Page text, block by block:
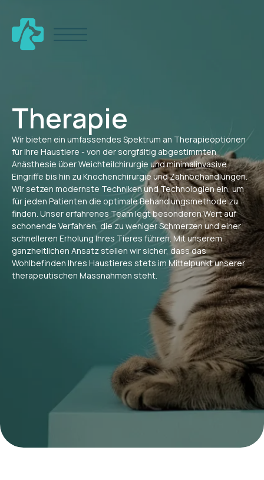
Therapie
Wir bieten ein umfassendes Spektrum an Therapieoptionen
für Ihre Haustiere - von der sorgfältig abgestimmten
Anästhesie über Weichteilchirurgie und minimalinvasive
Eingriffe bis hin zu Knochenchirurgie und Zahnbehandlungen.
Wir setzen modernste Techniken und Technologien ein, um
für jeden Patienten die optimale Behandlungsmethode zu
finden. Unser erfahrenes Team legt besonderen Wert auf
schonende Verfahren, die zu weniger Schmerzen und einer
schnelleren Erholung Ihres Tieres führen. Mit unserem
ganzheitlichen Ansatz stellen wir sicher, dass das
Wohlbefinden Ihres Haustieres stets im Mittelpunkt unserer
therapeutischen Massnahmen steht.